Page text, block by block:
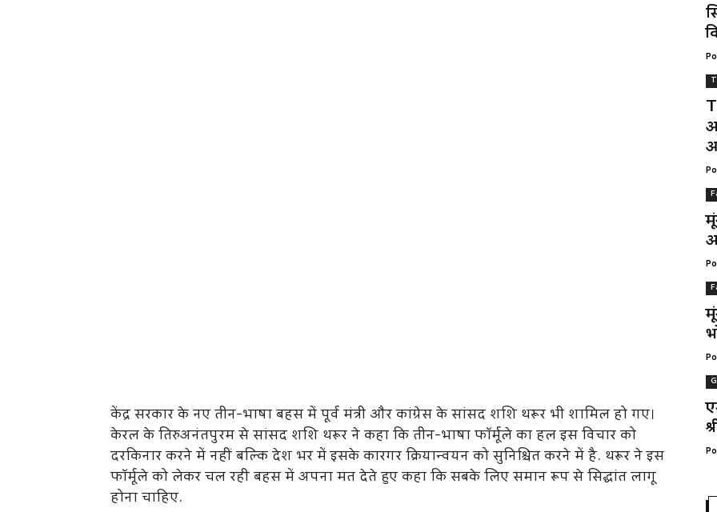
केंद्र सरकार के नए तीन-भाषा बहस में पूर्व मंत्री और कांग्रेस के सांसद शशि थरूर भी शामिल हो गए।
केरल के तिरुअनंतपुरम से सांसद शशि थरूर ने कहा कि तीन-भाषा फॉर्मूले का हल इस विचार को
दरकिनार करने में नहीं बल्कि देश भर में इसके कारगर क्रियान्वयन को सुनिश्चित करने में है. थरूर ने इस
फॉर्मूले को लेकर चल रही बहस में अपना मत देते हुए कहा कि सबके लिए समान रूप से सिद्धांत लागू
होना चाहिए.